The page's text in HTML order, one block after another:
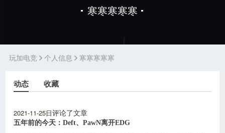
寒寒寒寒寒
玩加电竞 个人信息 寒寒寒寒寒
动态 收藏
2021-11-25日评论了文章
五年前的今天：Deft、PawN离开EDG